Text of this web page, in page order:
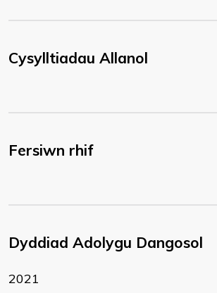
Cysylltiadau Allanol
Fersiwn rhif
Dyddiad Adolygu Dangosol
2021